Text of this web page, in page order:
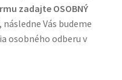
zadajte OSOBNÝ
následne Vás budeme
osobného odberu v